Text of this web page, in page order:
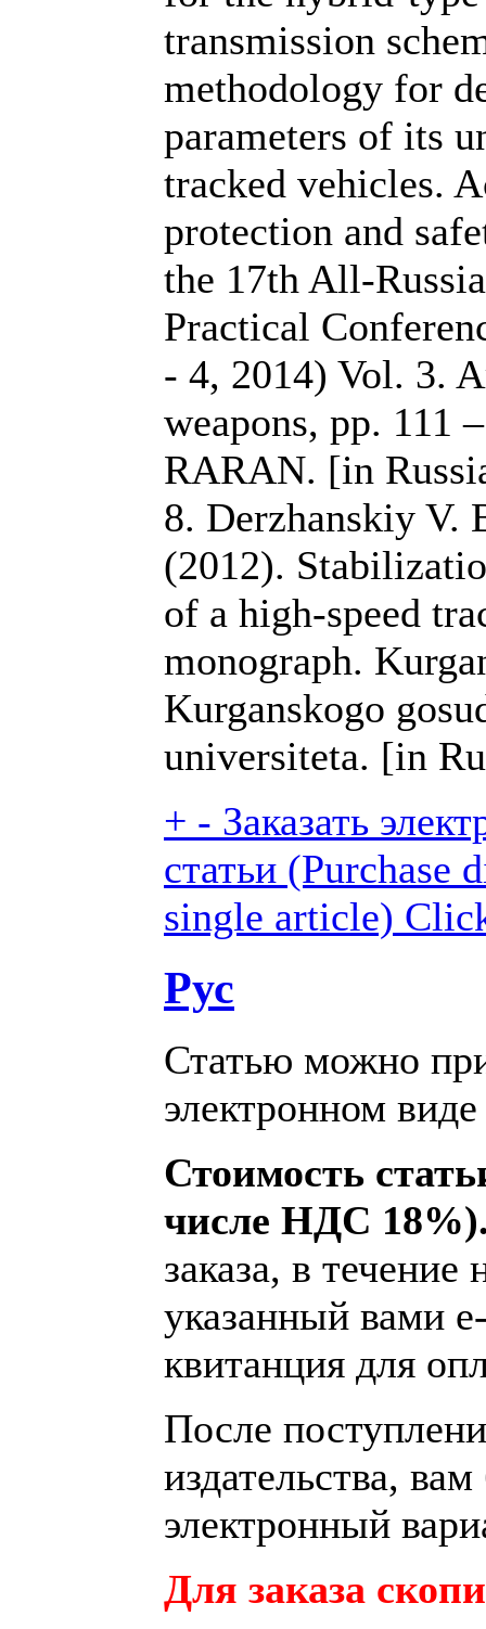
transmission
methodology for
parameters of its
tracked vehicles.
protection and
the 17th All-
Practical
- 4, 2014) Vol. 3.
weapons, pp. 111
RARAN. [in
8. Derzhanskiy V.
(2012).
of a high-speed
monograph.
Kurganskogo
universiteta. [in
+ - Заказать
статьи (Purchase
single article)
Рус
Статью можно
электронном
Стоимость
числе НДС
заказа, в течение
указанный вами
квитанция для
После
издательства,
электронный
Для заказа